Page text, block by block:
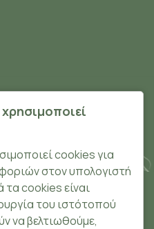
cookies για
στον υπολογιστή
cookies είναι
του ιστότοπού
να βελτιωθούμε,